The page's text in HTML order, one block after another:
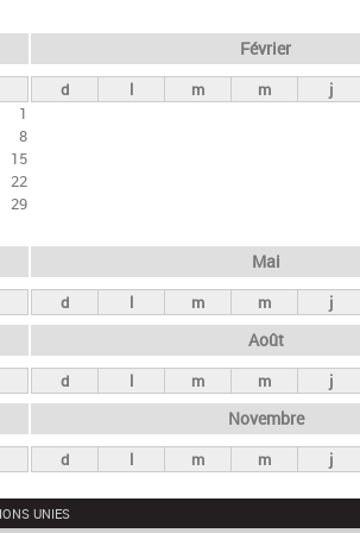
1
8
15
22
29
Février
d l m m j
Mai
d l m m j
Août
d l m m j
Novembre
d l m m j
UNIES